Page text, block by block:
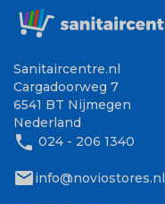
Sanitaircentre.nl
Cargadoorweg 7
6541 BT Nijmegen
Nederland
phone 024 - 206 1340
mailinfo@noviostores.nl